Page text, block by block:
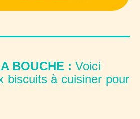
BOUCHE : Voici
biscuits à cuisiner pour